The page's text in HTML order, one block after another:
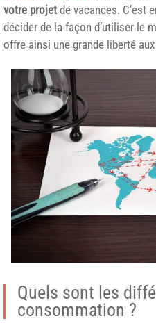
votre projet de vacances. C’est
décider de la façon d’utiliser le
offre ainsi une grande liberté
Quels sont les
consommation ?